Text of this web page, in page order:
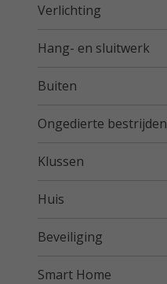
Verlichting
Hang- en sluitwerk
Buiten
Ongedierte bestrijden
Klussen
Huis
Beveiliging
Smart Home